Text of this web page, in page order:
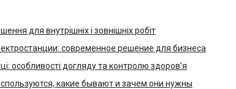
для внутрішніх і зовнішніх робіт
современное решение для бизнеса
особливості догляду та контролю здоров’я
какие бывают и зачем они нужны